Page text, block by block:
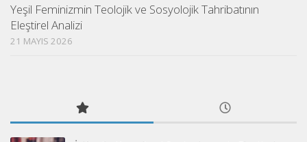
Yeşil Feminizmin Teolojik ve Sosyolojik Tahribatının
Eleştirel Analizi
21 MAYIS 2026